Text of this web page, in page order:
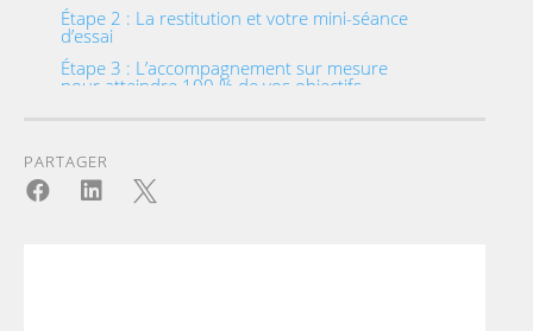
Étape 2 : La restitution et votre mini-séance
d’essai
Étape 3 : L’accompagnement sur mesure
pour atteindre 100 % de vos objectifs
L'expertise d'un réseau de coachs sportifs
engagés
PARTAGER
  